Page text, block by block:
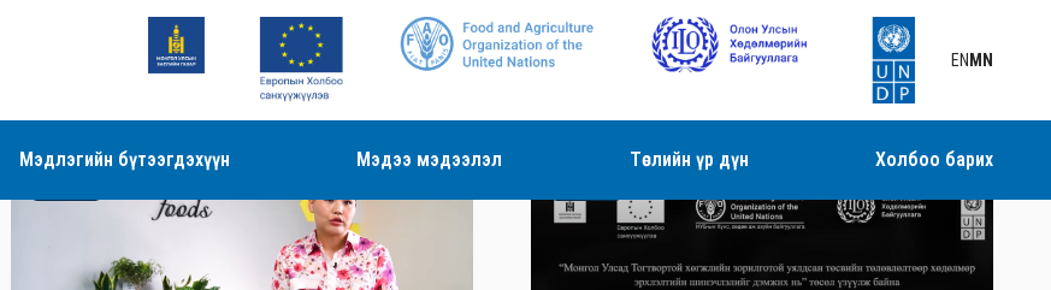
EN MN
Мэдлэгийн бүтээгдэхүүн Мэдээ мэдээлэл Төслийн үр дүн Холбоо барих